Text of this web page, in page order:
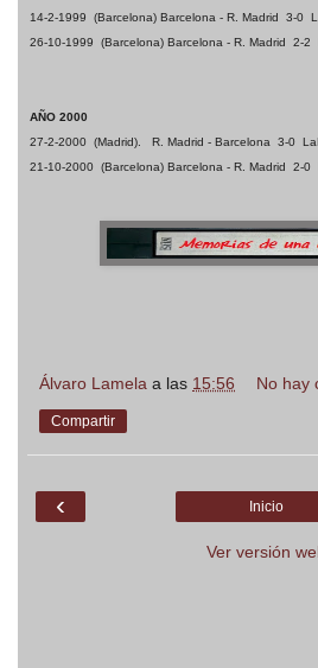
14-2-1999
(Barcelona) Barcelona - R. Madrid 3-0
26-10-1999
(Barcelona) Barcelona - R. Madrid 2-2
AÑO 2000
27-2-2000 (Madrid). R. Madrid - Barcelona 3-0
21-10-2000 (Barcelona) Barcelona - R. Madrid 2-0
Álvaro Lamela a las 15:56 No hay
Compartir
‹ Inicio
Ver versión